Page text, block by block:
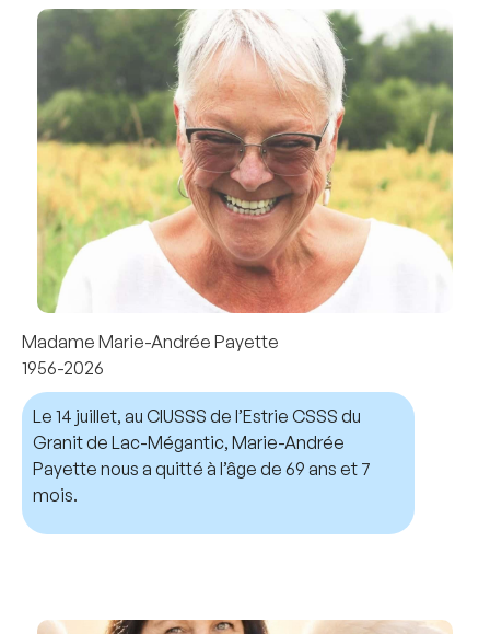
Madame Marie-Andrée Payette
1956-2026
Le 14 juillet, au CIUSSS de l’Estrie CSSS du
Granit de Lac-Mégantic, Marie-Andrée
Payette nous a quitté à l’âge de 69 ans et 7
mois.